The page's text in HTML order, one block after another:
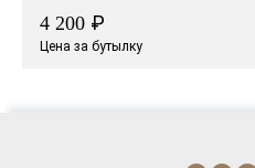
4 200 ₽
Цена за бутылку